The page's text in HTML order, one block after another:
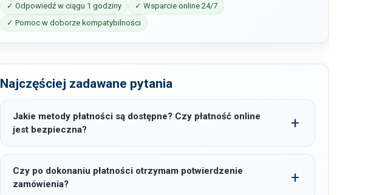
✓ Odpowiedź w ciągu 1 godziny
✓ Wsparcie online 24/7
✓ Pomoc w doborze kompatybilności
Najczęściej zadawane pytania
Jakie metody płatności są dostępne? Czy płatność online
jest bezpieczna?
Czy po dokonaniu płatności otrzymam potwierdzenie
zamówienia?